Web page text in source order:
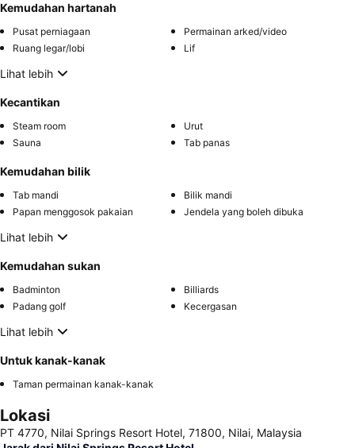
Kemudahan hartanah
Pusat perniagaan
Permainan arked/video
Ruang legar/lobi
Lif
Lihat lebih
Kecantikan
Steam room
Urut
Sauna
Tab panas
Kemudahan bilik
Tab mandi
Bilik mandi
Papan menggosok pakaian
Jendela yang boleh dibuka
Lihat lebih
Kemudahan sukan
Badminton
Billiards
Padang golf
Kecergasan
Lihat lebih
Untuk kanak-kanak
Taman permainan kanak-kanak
Lokasi
PT 4770, Nilai Springs Resort Hotel, 71800, Nilai, Malaysia